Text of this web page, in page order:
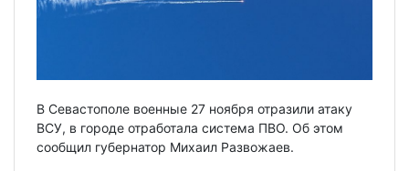
В Севастополе военные 27 ноября отразили атаку
ВСУ, в городе отработала система ПВО. Об этом
сообщил губернатор Михаил Развожаев.